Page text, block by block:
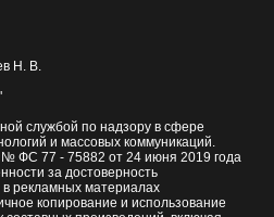
Н. В.
службой по надзору в сфере
и массовых коммуникаций.
ФС 77 - 75882 от 24 июня 2019 года
за достоверность
рекламных материалах
копирование и использование